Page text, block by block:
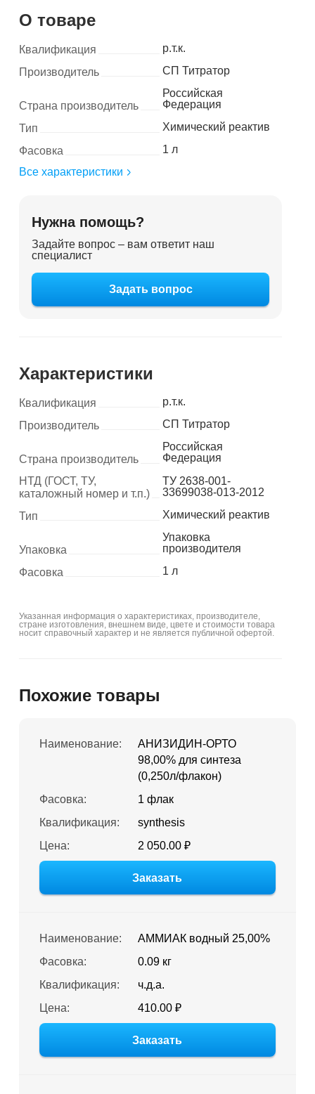
О товаре
Квалификация
р.т.к.
Производитель
СП Титратор
Страна производитель
Российская
Федерация
Тип
Химический реактив
Фасовка
1 л
Все характеристики
Нужна помощь?
Задайте вопрос – вам ответит наш
специалист
Задать вопрос
Характеристики
Квалификация
р.т.к.
Производитель
СП Титратор
Страна производитель
Российская
Федерация
НТД (ГОСТ, ТУ,
каталожный номер и т.п.)
ТУ 2638-001-
33699038-013-2012
Тип
Химический реактив
Упаковка
Упаковка
производителя
Фасовка
1 л
Указанная информация о характеристиках, производителе,
стране изготовления, внешнем виде, цвете и стоимости товара
носит справочный характер и не является публичной офертой.
Похожие товары
Наименование:
АНИЗИДИН-ОРТО
98,00% для синтеза
(0,250л/флакон)
Фасовка:
1 флак
Квалификация:
synthesis
Цена:
2 050.00 ₽
Заказать
Наименование:
АММИАК водный 25,00%
Фасовка:
0.09 кг
Квалификация:
ч.д.а.
Цена:
410.00 ₽
Заказать